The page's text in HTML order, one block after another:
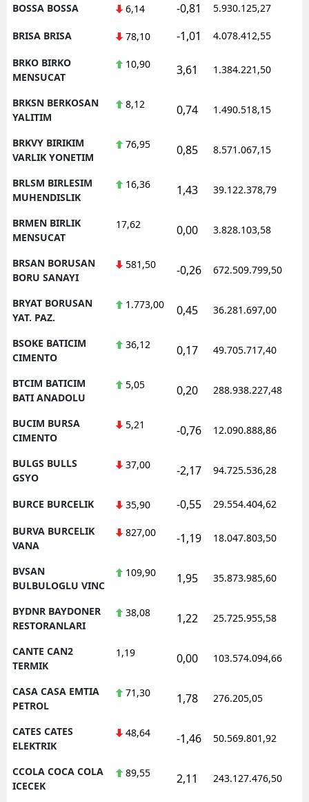
BOSSA BOSSA 6,14 -0,81 5.930.125,27
BRISA BRISA 78,10 -1,01 4.078.412,55
BRKO BIRKO
MENSUCAT
10,90 3,61 1.384.221,50
BRKSN BERKOSAN
YALITIM
8,12 0,74 1.490.518,15
BRKVY BIRIKIM
VARLIK YONETIM
76,95 0,85 8.571.067,15
BRLSM BIRLESIM
MUHENDISLIK
16,36 1,43 39.122.378,79
BRMEN BIRLIK
MENSUCAT
17,62 0,00 3.828.103,58
BRSAN BORUSAN
BORU SANAYI
581,50 -0,26 672.509.799,50
BRYAT BORUSAN
YAT. PAZ.
1.773,00 0,45 36.281.697,00
BSOKE BATICIM
CIMENTO
36,12 0,17 49.705.717,40
BTCIM BATICIM
BATI ANADOLU
5,05 0,20 288.938.227,48
BUCIM BURSA
CIMENTO
5,21 -0,76 12.090.888,86
BULGS BULLS
GSYO
37,00 -2,17 94.725.536,28
BURCE BURCELIK 35,90 -0,55 29.554.404,62
BURVA BURCELIK
VANA
827,00 -1,19 18.047.803,50
BVSAN
BULBULOGLU VINC
109,90 1,95 35.873.985,60
BYDNR BAYDONER
RESTORANLARI
38,08 1,22 25.725.955,58
CANTE CAN2
TERMIK
1,19 0,00 103.574.094,66
CASA CASA EMTIA
PETROL
71,30 1,78 276.205,05
CATES CATES
ELEKTRIK
48,64 -1,46 50.569.801,92
CCOLA COCA COLA
ICECEK
89,55 2,11 243.127.476,50